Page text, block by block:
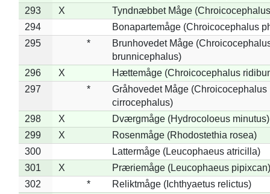
293
X
Tyndnæbbet Måge
294
Bonapartemåge (Chroicocephalus
295
*
Brunhovedet Måge
brunnicephalus)
296
X
Hættemåge (Chroicocephalus
297
*
Gråhovedet Måge (Chroicocephalus
cirrocephalus)
298
X
Dværgmåge (Hydrocoloeus minutus)
299
X
Rosenmåge (Rhodostethia rosea)
300
Lattermåge (Leucophaeus atricilla)
301
X
Præriemåge (Leucophaeus pipixcan)
302
*
Reliktmåge (Ichthyaetus relictus)